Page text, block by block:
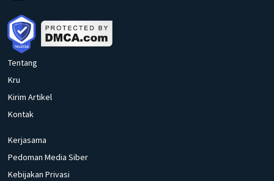
Tentang
Kru
Kirim Artikel
Kontak
Kerjasama
Pedoman Media Siber
Kebijakan Privasi